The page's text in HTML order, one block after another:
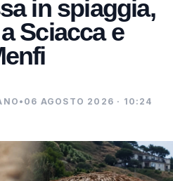
in spiaggia,
Sciacca e
• 06 AGOSTO 2026 · 10:24